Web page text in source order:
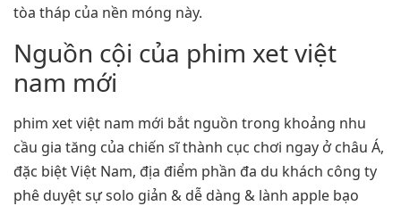
tòa tháp của nền móng này.
Nguồn cội của phim xet việt
nam mới
phim xet việt nam mới bắt nguồn trong khoảng nhu
cầu gia tăng của chiến sĩ thành cục chơi ngay ở châu Á,
đặc biệt Việt Nam, địa điểm phần đa du khách công ty
phê duyệt sự solo giản & dễ dàng & lành apple bạo